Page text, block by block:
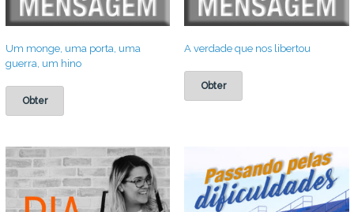
Um monge, uma porta, uma
guerra, um hino
Obter
A verdade que nos libertou
Obter